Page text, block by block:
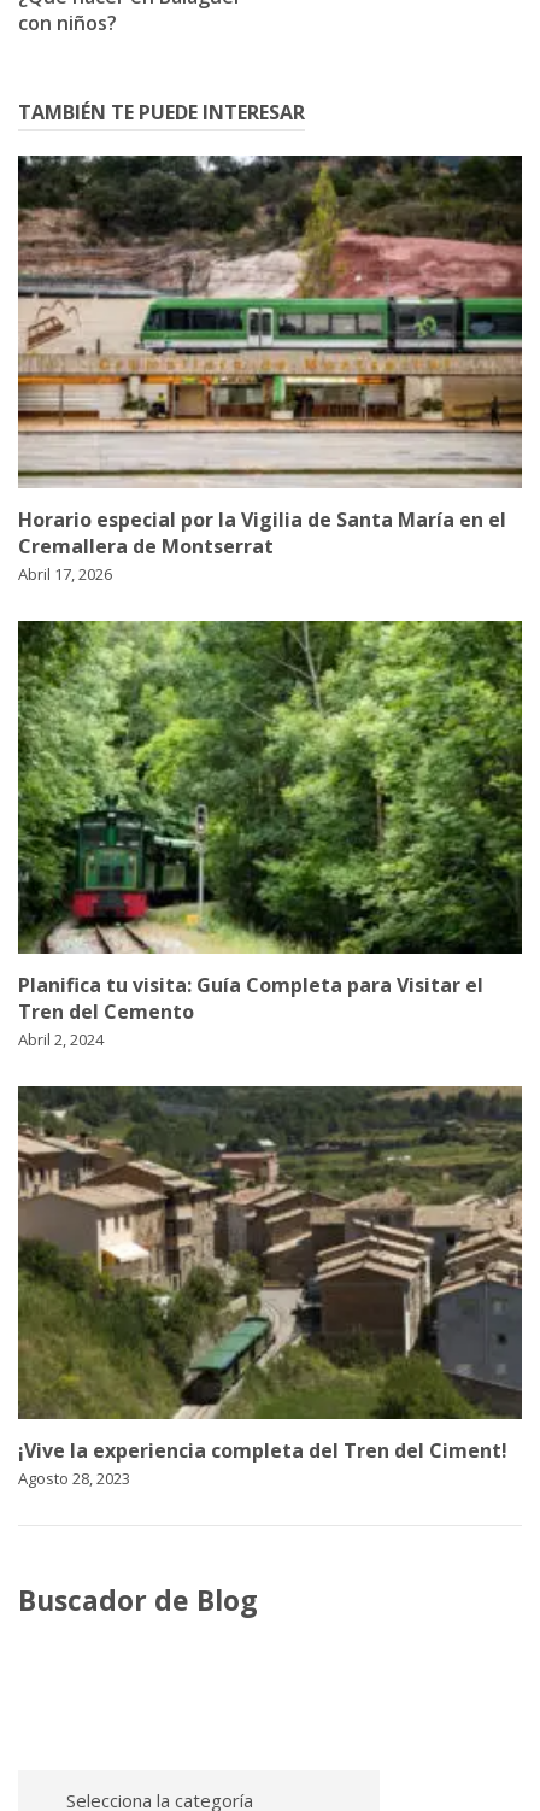
con niños?
TAMBIÉN TE PUEDE INTERESAR
Horario especial por la Vigilia de Santa María en el
Cremallera de Montserrat
Abril 17, 2026
Planifica tu visita: Guía Completa para Visitar el
Tren del Cemento
Abril 2, 2024
¡Vive la experiencia completa del Tren del Ciment!
Agosto 28, 2023
Buscador de Blog